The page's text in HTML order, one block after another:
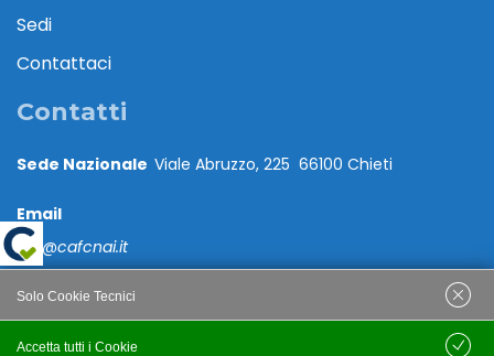
Sedi
Contattaci
Contatti
Sede Nazionale Viale Abruzzo, 225 66100 Chieti
Email
caf@cafcnai.it
Posta Certificata
Accetta tutti i Cookie
Solo Cookie Tecnici
Salva